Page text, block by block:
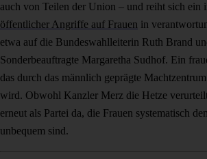
auch von Teilen der Union – und reiht sich ein
öffentlicher Angriffe auf Frauen in
etwa auf die Bundeswahlleiterin Ruth Brand
Sonderbeauftragte Margaretha Sudhof. Ein
das durch das männlich geprägte
wird. Obwohl Kanzler Merz die Hetze
erneut als Partei da, die Frauen systematisch
unbequem sind.